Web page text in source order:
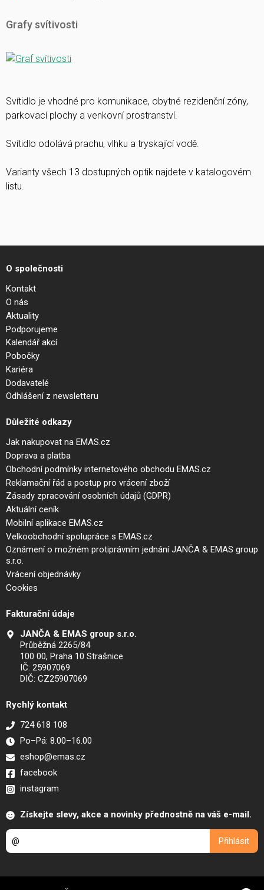
Grafy svítivosti
Svítidlo je vhodné pro komunikace, obytné rezidenční zóny,
parkovací plochy a venkovní prostranství.
Svítidlo odolává prachu, vlhku a tryskající vodě.
Varianty všech 13 dostupných optik najdete v katalogovém
listu.
O společnosti
Kontakt
O nás
Aktuality
Podporujeme
Kalendář akcí
Pobočky
Kariéra
Dodavatelé
Odhlášení z newsletteru
Důležité odkazy
Jak nakupovat na EMAS.cz
Doprava a platba
Obchodní podmínky internetového obchodu EMAS.cz
Reklamační řád a postup pro vrácení zboží
Zásady zpracování osobních údajů (GDPR)
Aktuální ceník
Mobilní aplikace EMAS.cz
Velkoobchodní spolupráce s EMAS.cz
Oznámení o možném protiprávním jednání JANČA & EMAS group
s.r.o.
Vrácení objednávky
Cookies
Fakturační údaje
JANČA & EMAS group s.r.o.
Průběžná 2265/84
100 00, Praha 10 Strašnice
IČ: 25907069
DIČ: CZ25907069
Rychlý kontakt
724 618 108
Po–Pá: 8.00–16.00
eshop@emas.cz
facebook
instagram
Získejte slevy, akce a novinky přednostně na váš e-mail.